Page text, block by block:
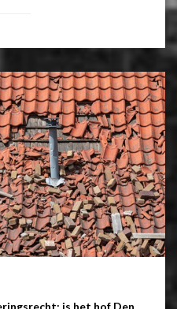
is het hof Den